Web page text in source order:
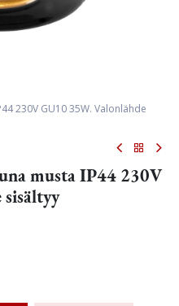
230V GU10 35W. Valonlähde
musta IP44 230V
sisältyy